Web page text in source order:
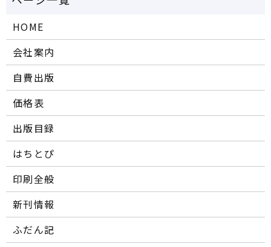
HOME
会社案内
自費出版
価格表
出版目録
はちとぴ
印刷全般
新刊情報
ふだん記